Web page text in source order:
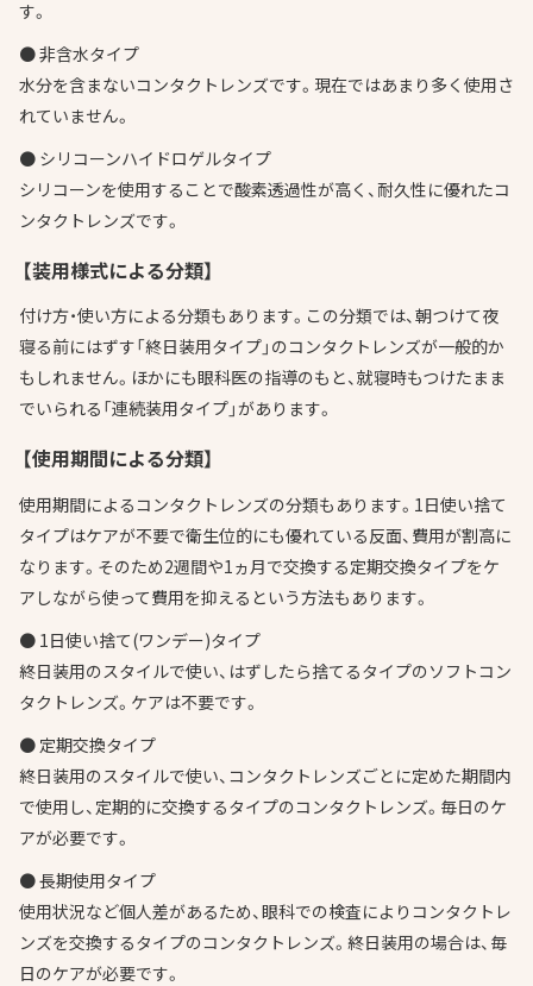
す。
● 非含水タイプ
水分を含まないコンタクトレンズです。現在ではあまり多く使用さ
れていません。
● シリコーンハイドロゲルタイプ
シリコーンを使用することで酸素透過性が高く、耐久性に優れたコ
ンタクトレンズです。
【装用様式による分類】
付け方・使い方による分類もあります。この分類では、朝つけて夜
寝る前にはずす「終日装用タイプ」のコンタクトレンズが一般的か
もしれません。ほかにも眼科医の指導のもと、就寝時もつけたまま
でいられる「連続装用タイプ」があります。
【使用期間による分類】
使用期間によるコンタクトレンズの分類もあります。1日使い捨て
タイプはケアが不要で衛生位的にも優れている反面、費用が割高に
なります。そのため2週間や1ヵ月で交換する定期交換タイプをケ
アしながら使って費用を抑えるという方法もあります。
● 1日使い捨て(ワンデー)タイプ
終日装用のスタイルで使い、はずしたら捨てるタイプのソフトコン
タクトレンズ。ケアは不要です。
● 定期交換タイプ
終日装用のスタイルで使い、コンタクトレンズごとに定めた期間内
で使用し、定期的に交換するタイプのコンタクトレンズ。毎日のケ
アが必要です。
● 長期使用タイプ
使用状況など個人差があるため、眼科での検査によりコンタクトレ
ンズを交換するタイプのコンタクトレンズ。終日装用の場合は、毎
日のケアが必要です。